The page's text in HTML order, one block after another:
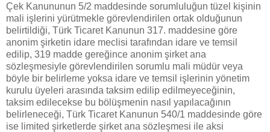
Çek Kanununun 5/2 maddesinde sorumluluğun tüzel kişinin
mali işlerini yürütmekle görevlendirilen ortak olduğunun
belirtildiği, Türk Ticaret Kanunun 317. maddesine göre
anonim şirketin idare meclisi tarafından idare ve temsil
edilip, 319 madde gereğince anonim şirket ana
sözleşmesiyle görevlendirilen sorumlu mali müdür veya
böyle bir belirleme yoksa idare ve temsil işlerinin yönetim
kurulu üyeleri arasında taksim edilip edilmeyeceğinin,
taksim edilecekse bu bölüşmenin nasıl yapılacağının
belirleneceği, Türk Ticaret Kanunun 540/1 maddesinde göre
ise limited şirketlerde şirket ana sözleşmesi ile aksi